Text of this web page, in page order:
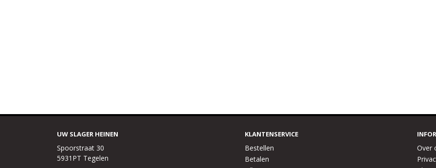
UW SLAGER HEINEN
Spoorstraat 30
5931PT Tegelen
KLANTENSERVICE
Bestellen
Betalen
Over